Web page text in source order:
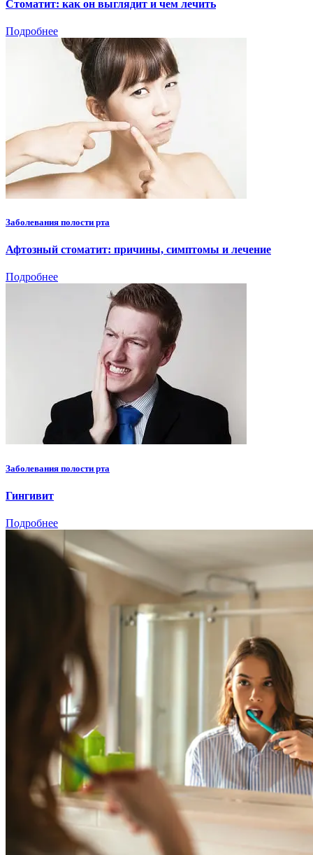
Стоматит: как он выглядит и чем лечить
Подробнее
Заболевания полости рта
Афтозный стоматит: причины, симптомы и лечение
Подробнее
Заболевания полости рта
Гингивит
Подробнее